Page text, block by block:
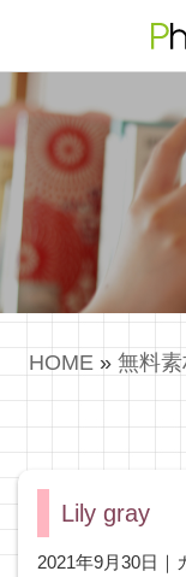
HOME » 無料
Lily gray
2021年9月30日｜